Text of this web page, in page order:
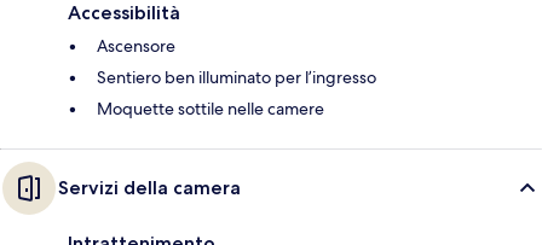
Accessibilità
Ascensore
Sentiero ben illuminato per l’ingresso
Moquette sottile nelle camere
Servizi della camera